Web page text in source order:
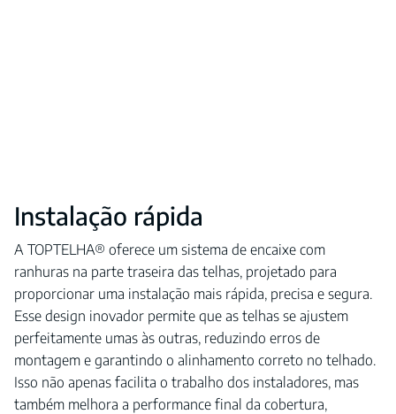
Instalação rápida
A TOPTELHA® oferece um sistema de encaixe com
ranhuras na parte traseira das telhas, projetado para
proporcionar uma instalação mais rápida, precisa e segura.
Esse design inovador permite que as telhas se ajustem
perfeitamente umas às outras, reduzindo erros de
montagem e garantindo o alinhamento correto no telhado.
Isso não apenas facilita o trabalho dos instaladores, mas
também melhora a performance final da cobertura,